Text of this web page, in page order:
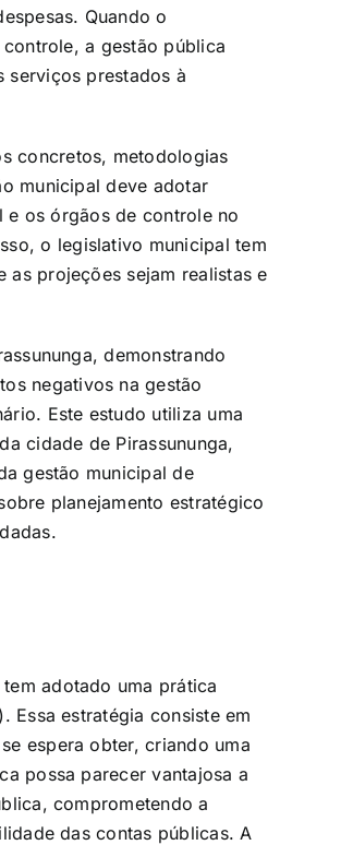
Quando o
a gestão pública
serviços prestados à
concretos, metodologias
municipal deve adotar
e os órgãos de controle no
o legislativo municipal tem
projeções sejam realistas e
demonstrando
negativos na gestão
Este estudo utiliza uma
cidade de Pirassununga,
gestão municipal de
planejamento estratégico
adotado uma prática
Essa estratégia consiste em
espera obter, criando uma
possa parecer vantajosa a
comprometendo a
das contas públicas. A